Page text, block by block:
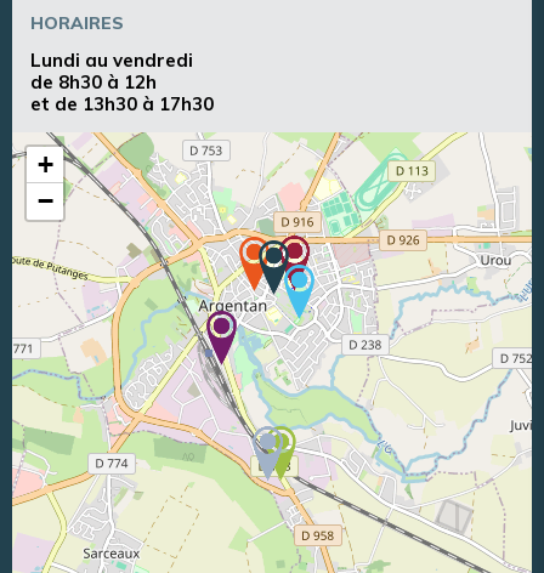
HORAIRES
Lundi au vendredi
de 8h30 à 12h
et de 13h30 à 17h30
+
−